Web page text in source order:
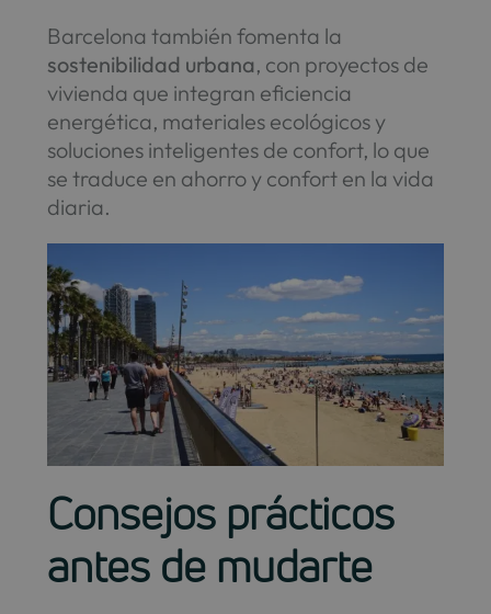
Barcelona también fomenta la
sostenibilidad urbana, con proyectos de
vivienda que integran eficiencia
energética, materiales ecológicos y
soluciones inteligentes de confort, lo que
se traduce en ahorro y confort en la vida
diaria.
Consejos prácticos
antes de mudarte